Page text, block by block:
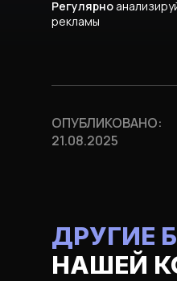
Регулярно
рекламы
ОПУБЛИКОВАНО:
21.08.2025
ДРУГИЕ
НАШЕЙ